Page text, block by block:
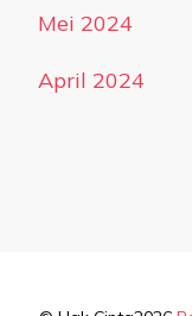
Mei 2024
April 2024